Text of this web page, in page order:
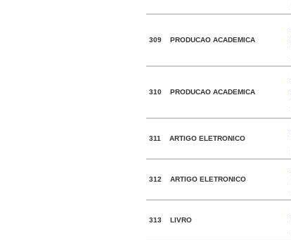
309 PRODUCAO ACADEMICA
310 PRODUCAO ACADEMICA
311 ARTIGO ELETRONICO
312 ARTIGO ELETRONICO
313 LIVRO